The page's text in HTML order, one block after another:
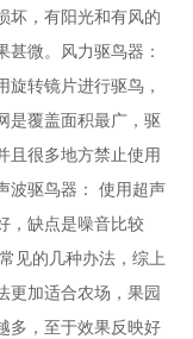
坏，有阳光和有风的
微。风力驱鸟器：
旋转镜片进行驱鸟，
是覆盖面积最广，驱
且很多地方禁止使用
波驱鸟器： 使用超声
，缺点是噪音比较
见的几种办法，综上
更加适合农场，果园
多，至于效果反映好